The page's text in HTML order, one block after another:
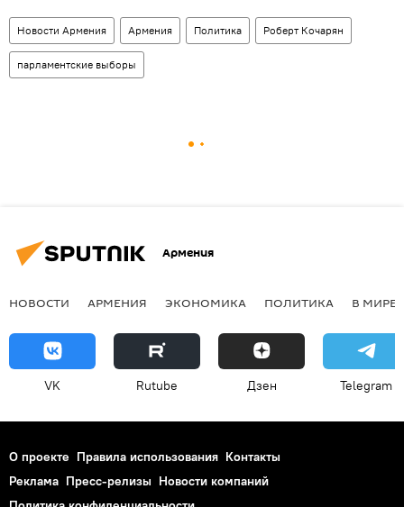
Новости Армения Армения Политика Роберт Кочарян
парламентские выборы
Армения
НОВОСТИ АРМЕНИЯ ЭКОНОМИКА ПОЛИТИКА В МИРЕ
VK Rutube Дзен Telegram
О проекте Правила использования Контакты
Реклама Пресс-релизы Новости компаний